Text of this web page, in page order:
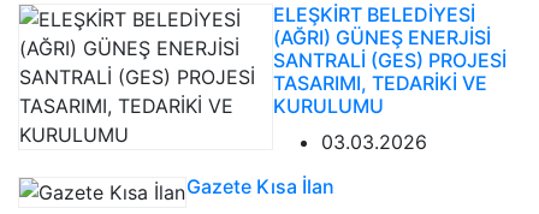
ELEŞKİRT BELEDİYESİ
(AĞRI) GÜNEŞ ENERJİSİ
SANTRALİ (GES) PROJESİ
TASARIMI, TEDARİKİ VE
KURULUMU
03.03.2026
Gazete Kısa İlan